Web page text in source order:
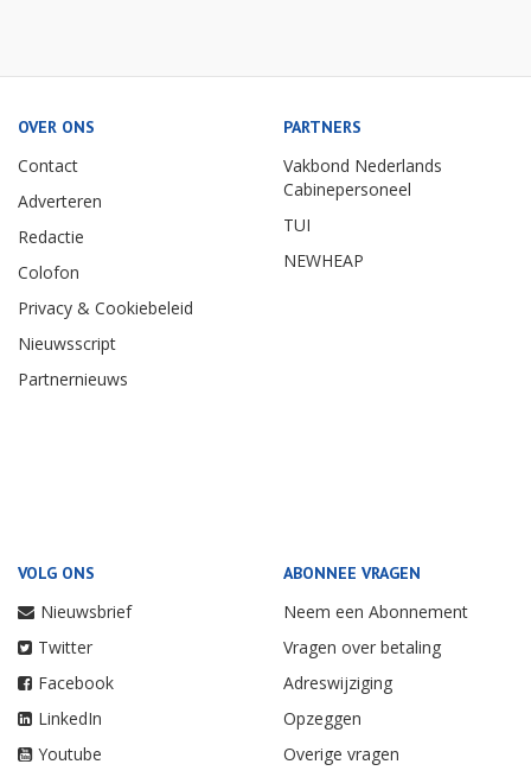
OVER ONS
Contact
Adverteren
Redactie
Colofon
Privacy & Cookiebeleid
Nieuwsscript
Partnernieuws
PARTNERS
Vakbond Nederlands
Cabinepersoneel
TUI
NEWHEAP
VOLG ONS
Nieuwsbrief
Twitter
Facebook
LinkedIn
Youtube
ABONNEE VRAGEN
Neem een Abonnement
Vragen over betaling
Adreswijziging
Opzeggen
Overige vragen